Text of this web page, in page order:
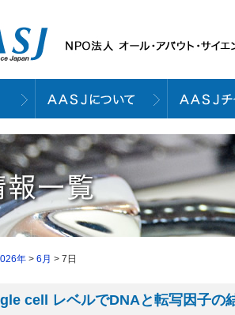
年 > 6月 > 7日
cell レベルでDNAと転写因子の